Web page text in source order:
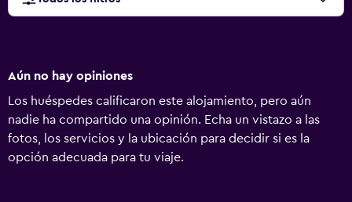
Aún no hay opiniones
Los huéspedes calificaron este alojamiento, pero aún
nadie ha compartido una opinión. Echa un vistazo a las
fotos, los servicios y la ubicación para decidir si es la
opción adecuada para tu viaje.